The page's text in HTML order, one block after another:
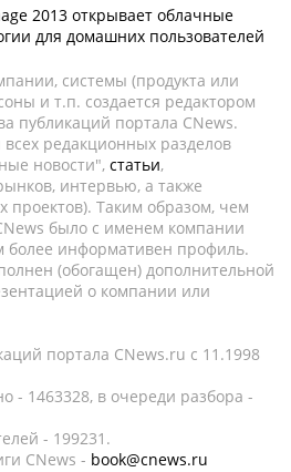
2013 открывает облачные
для домашних пользователей
системы (продукта или
и т.п. создается редактором
публикаций портала CNews.
редакционных разделов
новости", статьи,
интервью, а также
проектов). Таким образом, чем
было с именем компании
более информативен профиль.
(обогащен) дополнительной
о компании или
портала CNews.ru c 11.1998
- 1463328, в очереди разбора -
- 199231.
CNews - book@cnews.ru